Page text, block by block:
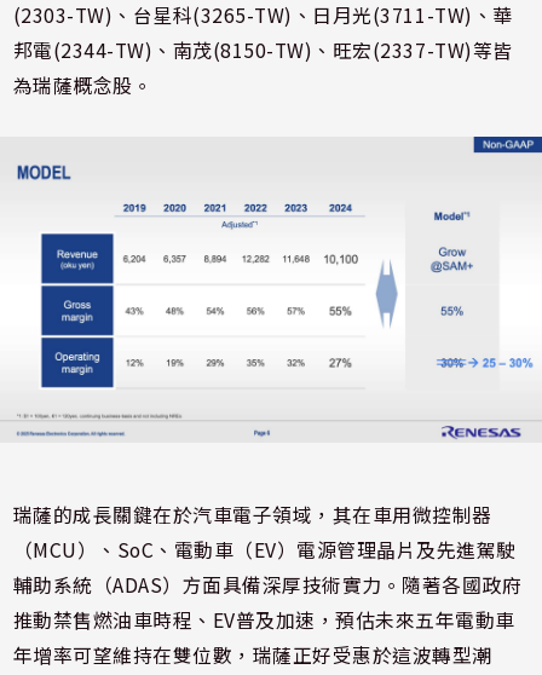
(2303-TW)、台星科(3265-TW)、日月光(3711-TW)、華
邦電(2344-TW)、南茂(8150-TW)、旺宏(2337-TW)等皆
為瑞薩概念股。
瑞薩的成長關鍵在於汽車電子領域，其在車用微控制器
（MCU）、SoC、電動車（EV）電源管理晶片及先進駕駛
輔助系統（ADAS）方面具備深厚技術實力。隨著各國政府
推動禁售燃油車時程、EV普及加速，預估未來五年電動車
年增率可望維持在雙位數，瑞薩正好受惠於這波轉型潮